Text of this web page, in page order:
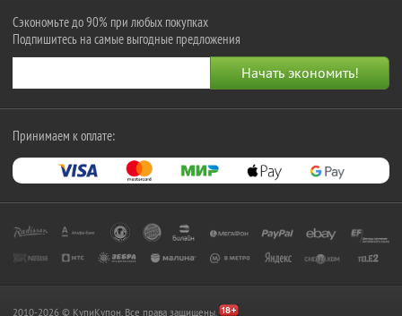
Сэкономьте до 90% при любых покупках
Подпишитесь на самые выгодные предложения
Принимаем к оплате:
2010-2026 © КупиКупон. Все права защищены.